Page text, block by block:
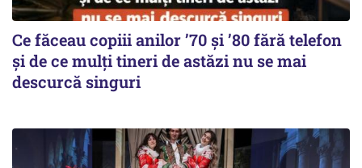
Ce făceau copiii anilor ’70 și ’80 fără telefon
și de ce mulți tineri de astăzi nu se mai
descurcă singuri